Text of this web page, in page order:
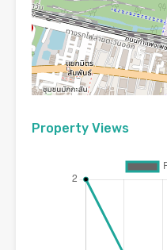
Property Views